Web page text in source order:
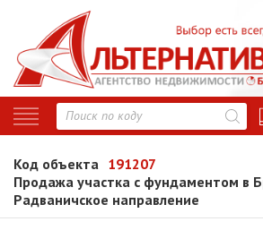
Код объекта 191207
Продажа участка с фундаментом в
Радваничское направление